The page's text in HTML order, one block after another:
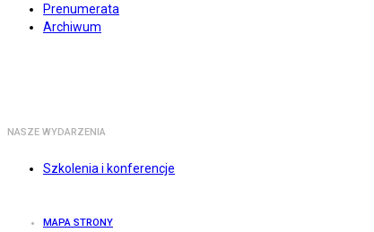
Prenumerata
Archiwum
NASZE WYDARZENIA
Szkolenia i konferencje
MAPA STRONY